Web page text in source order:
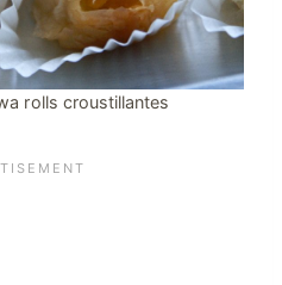
rolls croustillantes